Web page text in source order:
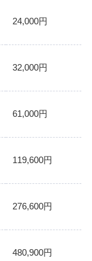
24,000円
32,000円
61,000円
119,600円
276,600円
480,900円